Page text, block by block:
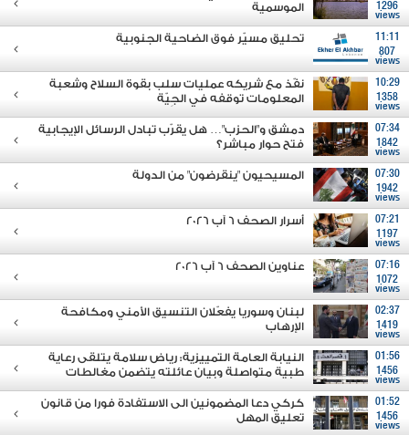
1296
views
الموسمية
11:11
807
views
تحليق مسيّر فوق الضاحية الجنوبية
10:29
1358
views
نفّذ مع شريكه عمليات سلب بقوة السلاح وشعبة
المعلومات توقفه في الجِيّة
07:34
1842
views
دمشق و"الحزب"… هل يقرّب تبادل الرسائل الإيجابية
فتح حوار مباشر؟
07:30
1942
views
المسيحيون "ينقرضون" من الدولة
07:21
1197
views
أسرار الصحف 6 آب 2026
07:16
1072
views
عناوين الصحف 6 آب 2026
02:37
1419
views
لبنان وسوريا يفعّلان التنسيق الأمني ومكافحة
الإرهاب
01:56
1456
views
النيابة العامة التمييزية: رياض سلامة يتلقى رعاية
طبية متواصلة وبيان عائلته يتضمن مغالطات
01:52
1456
views
كركي دعا المضمونين الى الاستفادة فورا من قانون
تعليق المهل